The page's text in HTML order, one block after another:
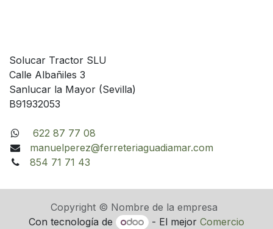
Solucar Tractor SLU
Calle Albañiles 3
Sanlucar la Mayor (Sevilla)
B91932053
622 87 77 08
manuelperez@ferreteriaguadiamar.com
854 71 71 43
Copyright © Nombre de la empresa
Con tecnología de
- El mejorComercio